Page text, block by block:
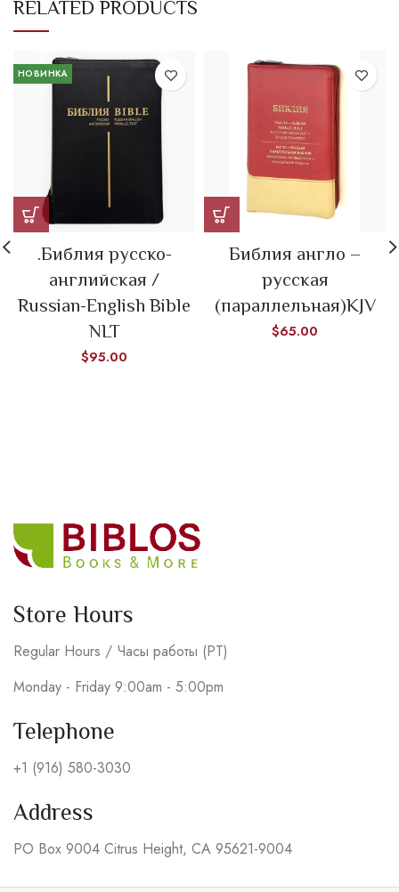
RELATED PRODUCTS
НОВИНКА
.Библия русско-
английская /
Russian-English Bible
NLT
$95.00
Библия англо –
русская
(параллельная)KJV
$65.00
Store Hours
Regular Hours / Часы работы (PT)
Monday - Friday 9:00am - 5:00pm
Telephone
+1 (916) 580-3030
Address
PO Box 9004 Citrus Height, CA 95621-9004